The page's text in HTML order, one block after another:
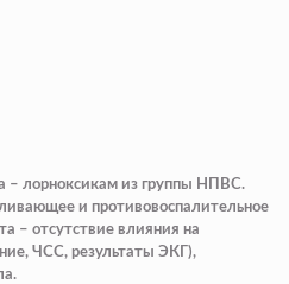
– лорноксикам из группы НПВС.
и противовоспалительное
– отсутствие влияния на
ЧСС, результаты ЭКГ),